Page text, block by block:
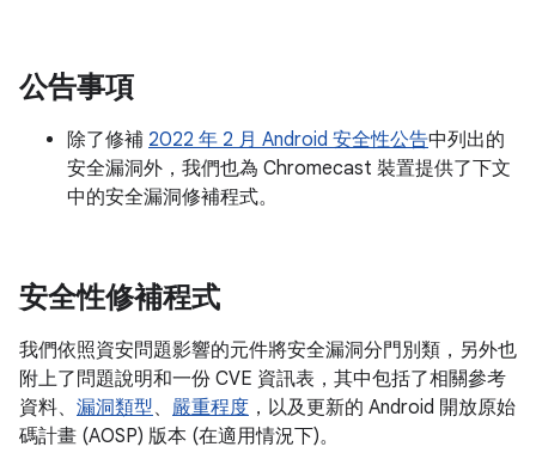
公告事項
除了修補 2022 年 2 月 Android 安全性公告中列出的
安全漏洞外，我們也為 Chromecast 裝置提供了下文
中的安全漏洞修補程式。
安全性修補程式
我們依照資安問題影響的元件將安全漏洞分門別類，另外也
附上了問題說明和一份 CVE 資訊表，其中包括了相關參考
資料、 漏洞類型、 嚴重程度 ，以及更新的 Android 開放原始
碼計畫 (AOSP) 版本 (在適用情況下)。